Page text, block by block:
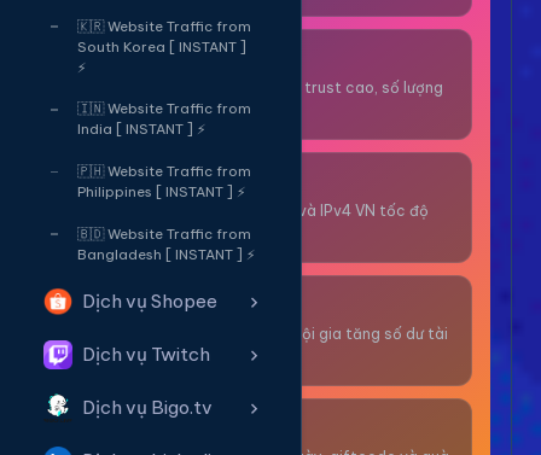
🇰🇷 Website Traffic from
South Korea [ INSTANT ]
⚡
🇮🇳 Website Traffic from
India [ INSTANT ] ⚡
🇵🇭 Website Traffic from
Philippines [ INSTANT ] ⚡
🇧🇩 Website Traffic from
Bangladesh [ INSTANT ] ⚡
Dịch vụ Shopee
Dịch vụ Twitch
Dịch vụ Bigo.tv
OTP/Mua Gmail
Tài khoản gmail cổ, trust cao, số lượng
lớn.
Thuê Proxy
Proxy dân cư xoay và IPv4 VN tốc độ
cao.
Giải Trí
Thư giãn và có cơ hội gia tăng số dư tài
khoản.